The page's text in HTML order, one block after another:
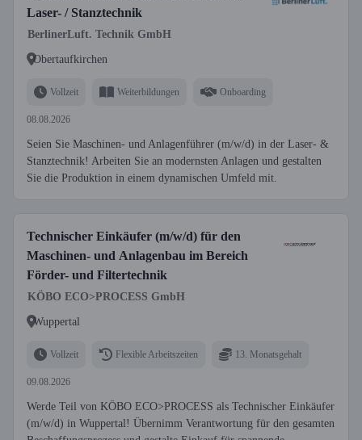
Laser- / Stanztechnik
BerlinerLuft. Technik GmbH
Obertaufkirchen
Vollzeit Weiterbildungen Onboarding
08.08.2026
Seien Sie Maschinen- und Anlagenführer (m/w/d) in der Laser- &
Stanztechnik! Arbeiten Sie an modernsten Anlagen und gestalten
Sie die Produktion in einem dynamischen Umfeld mit.
Technischer Einkäufer (m/w/d) für den
Maschinen- und Anlagenbau im Bereich
Förder- und Filtertechnik
KÖBO ECO>PROCESS GmbH
Wuppertal
Vollzeit Flexible Arbeitszeiten 13. Monatsgehalt
09.08.2026
Werde Teil von KÖBO ECO>PROCESS als Technischer Einkäufer
(m/w/d) in Wuppertal! Übernimm Verantwortung für den gesamten